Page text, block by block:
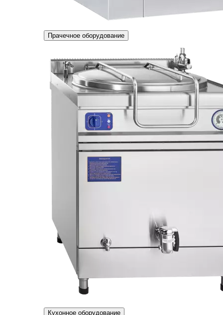
Прачечное оборудование
Кухонное оборудование